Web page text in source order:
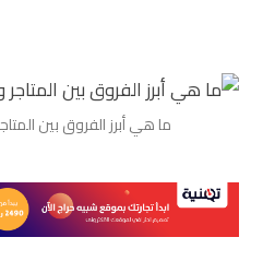
ما هي أبرز الفروق بين